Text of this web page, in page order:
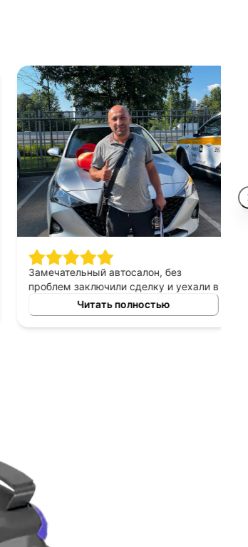
Замечательный автосалон, без
проблем заключили сделку и уехали в
этот же день на новой машине.
Рекомендую!
Читать полностью